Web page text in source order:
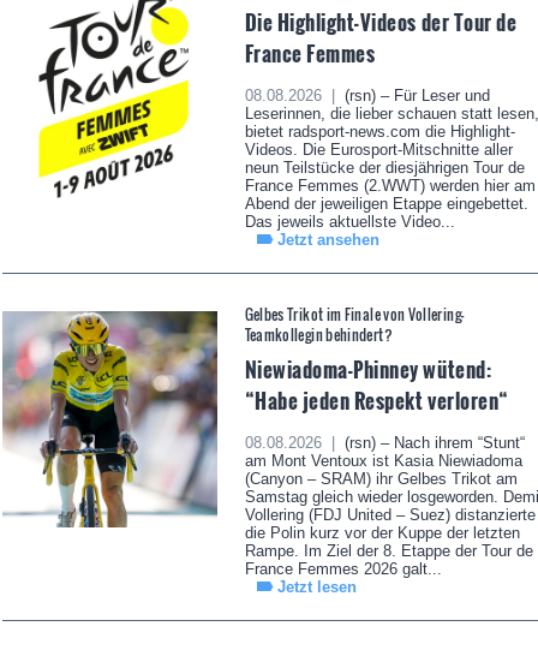
Die Highlight-Videos der Tour de
France Femmes
08.08.2026 |
(rsn) – Für Leser und
Leserinnen, die lieber schauen statt lesen,
bietet radsport-news.com die Highlight-
Videos. Die Eurosport-Mitschnitte aller
neun Teilstücke der diesjährigen Tour de
France Femmes (2.WWT) werden hier am
Abend der jeweiligen Etappe eingebettet.
Das jeweils aktuellste Video...
Jetzt ansehen
Gelbes Trikot im Finale von Vollering-
Teamkollegin behindert?
Niewiadoma-Phinney wütend:
“Habe jeden Respekt verloren“
08.08.2026 |
(rsn) – Nach ihrem “Stunt“
am Mont Ventoux ist Kasia Niewiadoma
(Canyon – SRAM) ihr Gelbes Trikot am
Samstag gleich wieder losgeworden. Demi
Vollering (FDJ United – Suez) distanzierte
die Polin kurz vor der Kuppe der letzten
Rampe. Im Ziel der 8. Etappe der Tour de
France Femmes 2026 galt...
Jetzt lesen